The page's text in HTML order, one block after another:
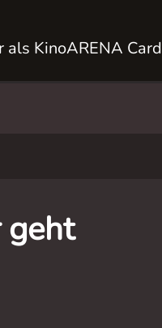
als KinoARENA Card
geht